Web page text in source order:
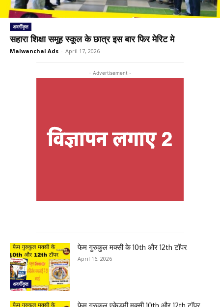
अवर्गीकृत
सहारा शिक्षा समूह स्कूल के छात्र इस बार फिर मेरिट मे
Malwanchal Ads - April 17, 2026
- Advertisement -
अवर्गीकृत
फेम गुरुकुल मक्सी के 10th और 12th टॉपर
April 16, 2026